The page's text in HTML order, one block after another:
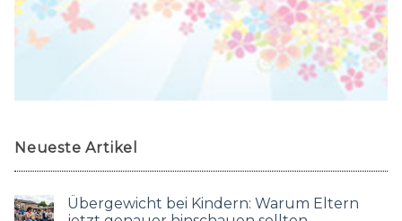
Neueste Artikel
Übergewicht bei Kindern: Warum Eltern